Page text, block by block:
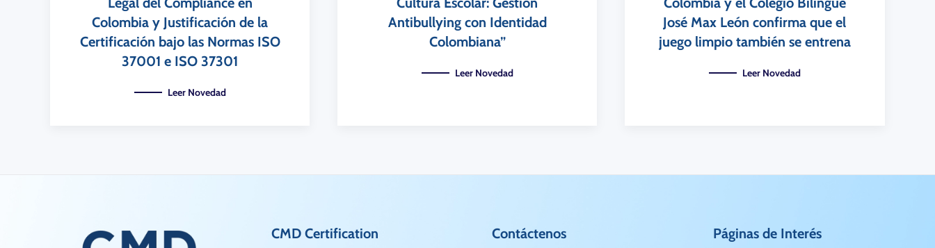
Colombia y Justificación de la
Certificación bajo las Normas ISO
37001 e ISO 37301
Leer Novedad
Antibullying con Identidad
Colombiana”
Leer Novedad
José Max León confirma que el
juego limpio también se entrena
Leer Novedad
CMD Certification Contáctenos Páginas de Interés